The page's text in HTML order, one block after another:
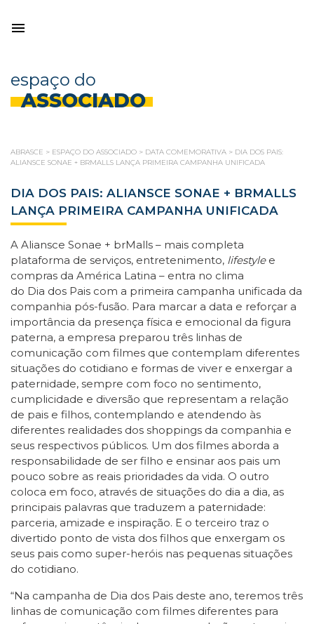
espaço do
ASSOCIADO
ABRASCE > ESPAÇO DO ASSOCIADO > DATA COMEMORATIVA > DIA DOS PAIS:
ALIANSCE SONAE + BRMALLS LANÇA PRIMEIRA CAMPANHA UNIFICADA
DIA DOS PAIS: ALIANSCE SONAE + BRMALLS
LANÇA PRIMEIRA CAMPANHA UNIFICADA
A Aliansce Sonae + brMalls – mais completa
plataforma de serviços, entretenimento, lifestylee
compras da América Latina – entra no clima
do Dia dos Pais com a primeira campanha unificada da
companhia pós-fusão. Para marcar a data e reforçar a
importância da presença física e emocional da figura
paterna, a empresa preparou três linhas de
comunicação com filmes que contemplam diferentes
situações do cotidiano e formas de viver e enxergar a
paternidade, sempre com foco no sentimento,
cumplicidade e diversão que representam a relação
de pais e filhos, contemplando e atendendo às
diferentes realidades dos shoppings da companhia e
seus respectivos públicos. Um dos filmes aborda a
responsabilidade de ser filho e ensinar aos pais um
pouco sobre as reais prioridades da vida. O outro
coloca em foco, através de situações do dia a dia, as
principais palavras que traduzem a paternidade:
parceria, amizade e inspiração. E o terceiro traz o
divertido ponto de vista dos filhos que enxergam os
seus pais como super-heróis nas pequenas situações
do cotidiano.
“Na campanha de Dia dos Pais deste ano, teremos três
linhas de comunicação com filmes diferentes para